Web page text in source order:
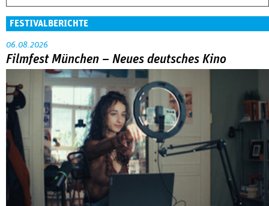
FESTIVALBERICHTE
06.08.2026
Filmfest München – Neues deutsches Kino